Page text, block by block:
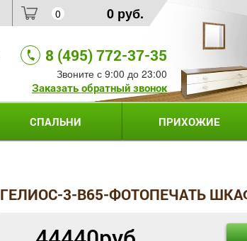
0 0 руб.
8 (495) 772-37-35
Звоните с 9:00 до 23:00
Заказать обратный звонок
СПАЛЬНИ ПРИХОЖИЕ
ГЕЛИОС-3-B65-ФОТОПЕЧАТЬ